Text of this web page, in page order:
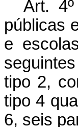
Art.
públicas
e
tipo 2,
tipo 4
6, seis